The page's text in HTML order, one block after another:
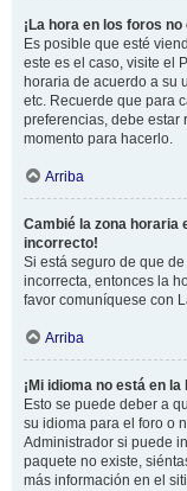
¡La hora en los foros
Es posible que esté
este es el caso, visite el
horaria de acuerdo a su
etc. Recuerde que para
preferencias, debe estar
momento para hacerlo.
Arriba
Cambié la zona horaria
incorrecto!
Si está seguro de que
incorrecta, entonces la
favor comuníquese con
Arriba
¡Mi idioma no está en la
Esto se puede deber a
su idioma para el foro o
Administrador si puede
paquete no existe,
más información en el